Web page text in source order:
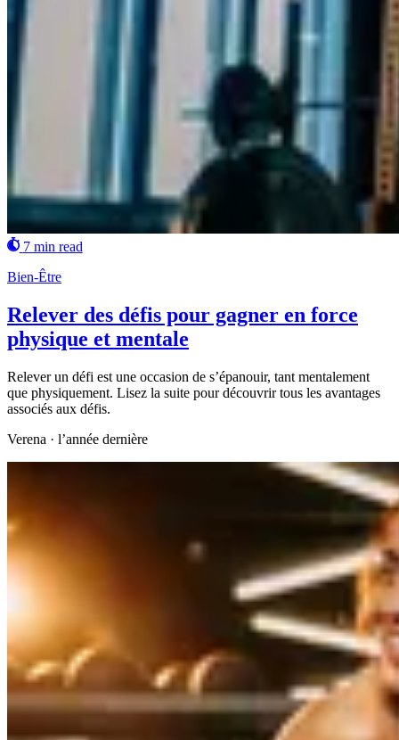
7 min read
Bien-Être
Relever des défis pour gagner en force
physique et mentale
Relever un défi est une occasion de s’épanouir, tant mentalement
que physiquement. Lisez la suite pour découvrir tous les avantages
associés aux défis.
Verena · l’année dernière